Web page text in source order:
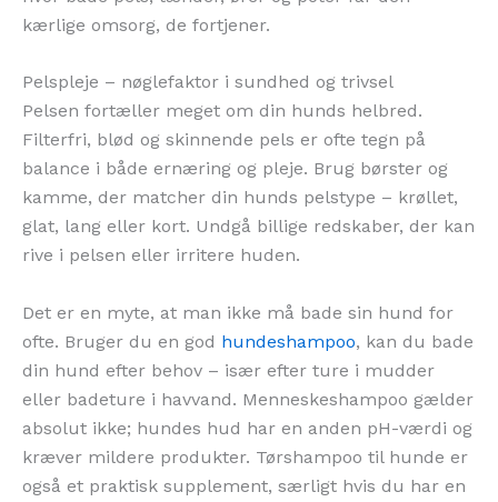
kærlige omsorg, de fortjener.
Pelspleje – nøglefaktor i sundhed og trivsel
Pelsen fortæller meget om din hunds helbred.
Filterfri, blød og skinnende pels er ofte tegn på
balance i både ernæring og pleje. Brug børster og
kamme, der matcher din hunds pelstype – krøllet,
glat, lang eller kort. Undgå billige redskaber, der kan
rive i pelsen eller irritere huden.
Det er en myte, at man ikke må bade sin hund for
ofte. Bruger du en god hundeshampoo, kan du bade
din hund efter behov – især efter ture i mudder
eller badeture i havvand. Menneskeshampoo gælder
absolut ikke; hundes hud har en anden pH-værdi og
kræver mildere produkter. Tørshampoo til hunde er
også et praktisk supplement, særligt hvis du har en